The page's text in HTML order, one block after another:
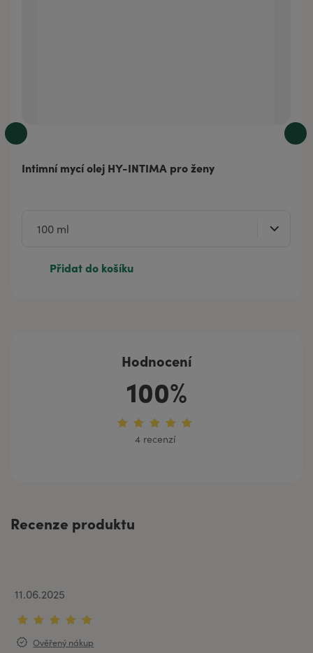
Intimní mycí olej HY-INTIMA pro ženy
Přidat do košíku
Hodnocení
100%
4 recenzí
Recenze produktu
11.06.2025
Ověřený nákup